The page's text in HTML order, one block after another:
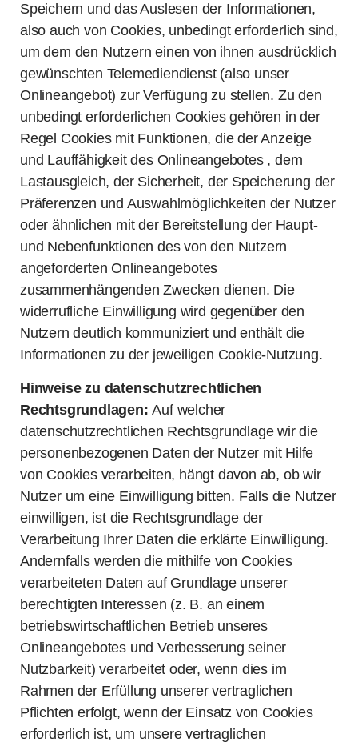
Speichern und das Auslesen der Informationen,
also auch von Cookies, unbedingt erforderlich sind,
um dem den Nutzern einen von ihnen ausdrücklich
gewünschten Telemediendienst (also unser
Onlineangebot) zur Verfügung zu stellen. Zu den
unbedingt erforderlichen Cookies gehören in der
Regel Cookies mit Funktionen, die der Anzeige
und Lauffähigkeit des Onlineangebotes , dem
Lastausgleich, der Sicherheit, der Speicherung der
Präferenzen und Auswahlmöglichkeiten der Nutzer
oder ähnlichen mit der Bereitstellung der Haupt-
und Nebenfunktionen des von den Nutzern
angeforderten Onlineangebotes
zusammenhängenden Zwecken dienen. Die
widerrufliche Einwilligung wird gegenüber den
Nutzern deutlich kommuniziert und enthält die
Informationen zu der jeweiligen Cookie-Nutzung.
Hinweise zu datenschutzrechtlichen
Rechtsgrundlagen:Auf welcher
datenschutzrechtlichen Rechtsgrundlage wir die
personenbezogenen Daten der Nutzer mit Hilfe
von Cookies verarbeiten, hängt davon ab, ob wir
Nutzer um eine Einwilligung bitten. Falls die Nutzer
einwilligen, ist die Rechtsgrundlage der
Verarbeitung Ihrer Daten die erklärte Einwilligung.
Andernfalls werden die mithilfe von Cookies
verarbeiteten Daten auf Grundlage unserer
berechtigten Interessen (z. B. an einem
betriebswirtschaftlichen Betrieb unseres
Onlineangebotes und Verbesserung seiner
Nutzbarkeit) verarbeitet oder, wenn dies im
Rahmen der Erfüllung unserer vertraglichen
Pflichten erfolgt, wenn der Einsatz von Cookies
erforderlich ist, um unsere vertraglichen